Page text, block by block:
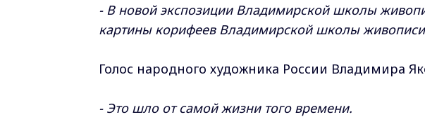
- В новой экспозиции Владимирской школы
картины корифеев Владимирской школы
Голос народного художника России Владимира
- Это шло от самой жизни того времени.